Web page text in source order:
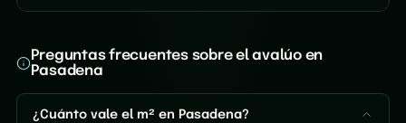
Preguntas frecuentes sobre el avalúo en
Pasadena
¿Cuánto vale el m² en Pasadena?